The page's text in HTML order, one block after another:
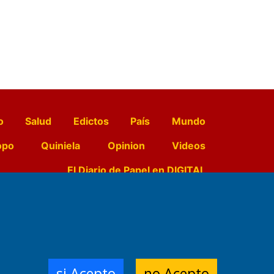
Salud Edictos País
Mundo
Quiniela Opinion
Videos
El Diario de Papel en DIGITAL